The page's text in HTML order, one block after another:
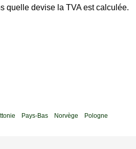
quelle devise la TVA est calculée.
Pays-Bas Norvège
Pologne